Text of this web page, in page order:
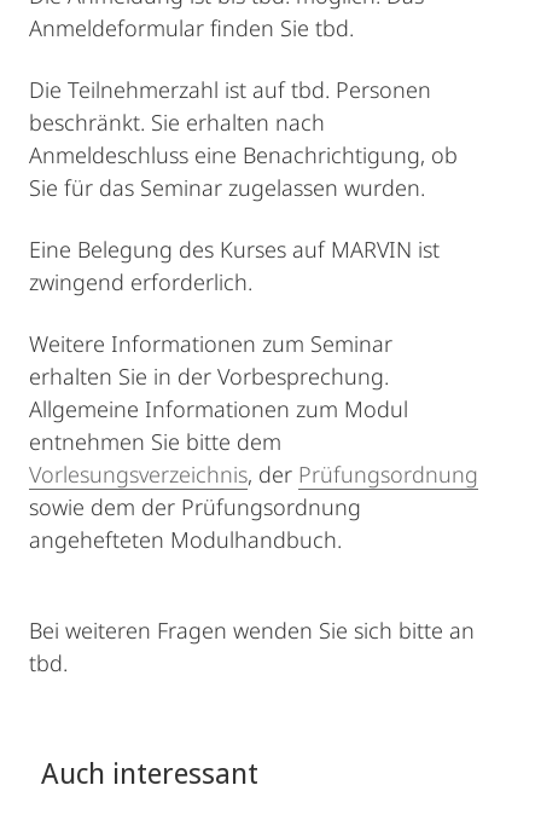
Anmeldeformular finden Sie tbd.
Die Teilnehmerzahl ist auf tbd. Personen
beschränkt. Sie erhalten nach
Anmeldeschluss eine Benachrichtigung, ob
Sie für das Seminar zugelassen wurden.
Eine Belegung des Kurses auf MARVIN ist
zwingend erforderlich.
Weitere Informationen zum Seminar
erhalten Sie in der Vorbesprechung.
Allgemeine Informationen zum Modul
entnehmen Sie bitte dem
Vorlesungsverzeichnis, der Prüfungsordnung
sowie dem der Prüfungsordnung
angehefteten Modulhandbuch.
Bei weiteren Fragen wenden Sie sich bitte an
tbd.
Auch interessant